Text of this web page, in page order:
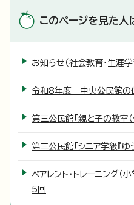
このページを見た人
お知らせ（社会教育・生涯学
令和8年度 中央公民館の
第三公民館「親と子の教室
第三公民館「シニア学級『ゆ
ペアレント・トレーニング
5回